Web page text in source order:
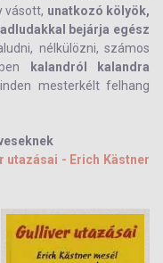
vásott, unatkozó kölyök,
bejárja egész
nélkülözni, számos
kalandról kalandra
mesterkélt felhang
utazásai - Erich Kästner